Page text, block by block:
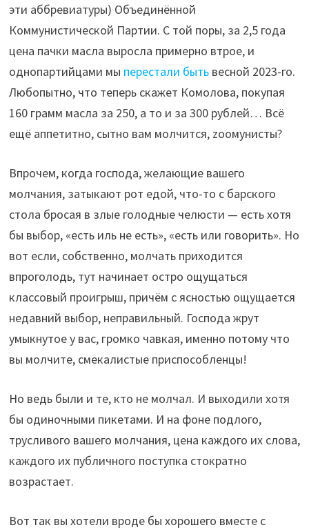
эти аббревиатуры) Объединённой
Коммунистической Партии. С той поры, за 2,5 года
цена пачки масла выросла примерно втрое, и
однопартийцами мы перестали бытьвесной 2023-го.
Любопытно, что теперь скажет Комолова, покупая
160 грамм масла за 250, а то и за 300 рублей… Всё
ещё аппетитно, сытно вам молчится, zooмунисты?
Впрочем, когда господа, желающие вашего
молчания, затыкают рот едой, что-то с барского
стола бросая в злые голодные челюсти — есть хотя
бы выбор, «есть иль не есть», «есть или говорить». Но
вот если, собственно, молчать приходится
впроголодь, тут начинает остро ощущаться
классовый проигрыш, причём с ясностью ощущается
недавний выбор, неправильный. Господа жрут
умыкнутое у вас, громко чавкая, именно потому что
вы молчите, смекалистые приспособленцы!
Но ведь были и те, кто не молчал. И выходили хотя
бы одиночными пикетами. И на фоне подлого,
трусливого вашего молчания, цена каждого их слова,
каждого их публичного поступка стократно
возрастает.
Вот так вы хотели вроде бы хорошего вместе с